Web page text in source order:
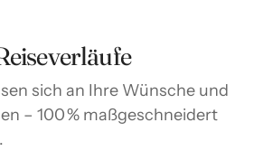
sich an Ihre Wünsche und
– 100 % maßgeschneidert